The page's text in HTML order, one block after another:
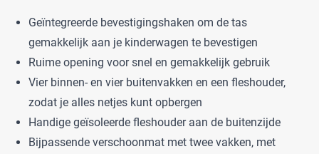
Geïntegreerde bevestigingshaken om de tas
gemakkelijk aan je kinderwagen te bevestigen
Ruime opening voor snel en gemakkelijk gebruik
Vier binnen- en vier buitenvakken en een fleshouder,
zodat je alles netjes kunt opbergen
Handige geïsoleerde fleshouder aan de buitenzijde
Bijpassende verschoonmat met twee vakken, met